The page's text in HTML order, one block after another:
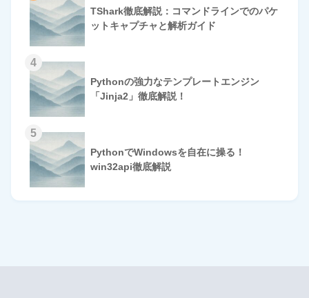
TShark徹底解説：コマンドラインでのパケ
ットキャプチャと解析ガイド
4
Pythonの強力なテンプレートエンジン
「Jinja2」徹底解説！
5
PythonでWindowsを自在に操る！
win32api徹底解説